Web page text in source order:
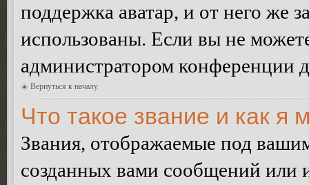
поддержка аватар, и от него же
использованы. Если вы не
администратором конференции
Вернуться к началу
Что такое звание и как я
Звания, отображаемые под
созданных вами сообщений